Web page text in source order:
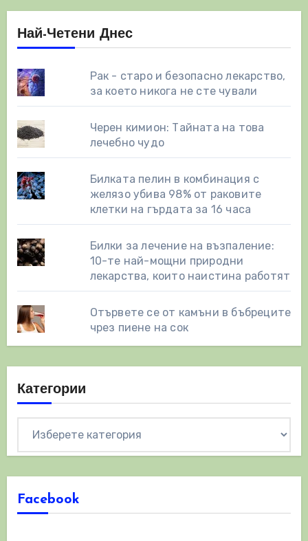
Най-Четени Днес
Рак - старо и безопасно лекарство,
за което никога не сте чували
Черен кимион: Тайната на това
лечебно чудо
Билката пелин в комбинация с
желязо убива 98% от раковите
клетки на гърдата за 16 часа
Билки за лечение на възпаление:
10-те най-мощни природни
лекарства, които наистина работят
Отървете се от камъни в бъбреците
чрез пиене на сок
Категории
Facebook